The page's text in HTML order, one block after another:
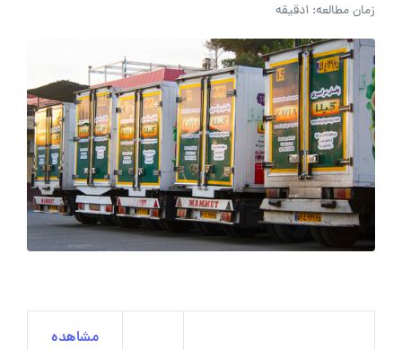
زمان مطالعه: 1دقیقه
مشاهده